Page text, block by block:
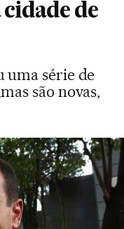
de
uma série de
são novas,